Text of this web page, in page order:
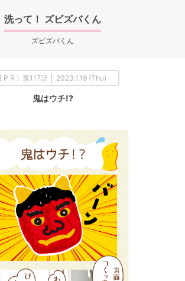
洗って！ ズビズバくん
ズビズバくん
[ P R ] 第117話 │ 2023.1.19 (Thu)
鬼はウチ!?